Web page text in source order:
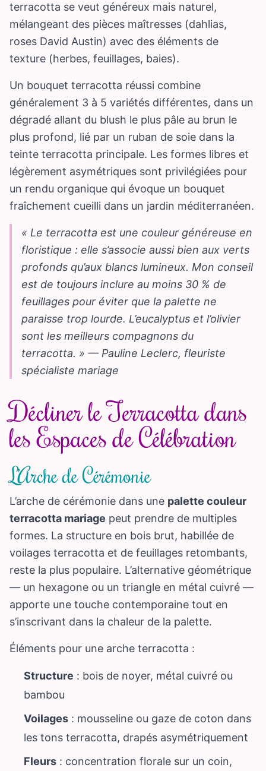
terracotta se veut généreux mais naturel,
mélangeant des pièces maîtresses (dahlias,
roses David Austin) avec des éléments de
texture (herbes, feuillages, baies).
Un bouquet terracotta réussi combine
généralement 3 à 5 variétés différentes, dans un
dégradé allant du blush le plus pâle au brun le
plus profond, lié par un ruban de soie dans la
teinte terracotta principale. Les formes libres et
légèrement asymétriques sont privilégiées pour
un rendu organique qui évoque un bouquet
fraîchement cueilli dans un jardin méditerranéen.
« Le terracotta est une couleur généreuse en
floristique : elle s’associe aussi bien aux verts
profonds qu’aux blancs lumineux. Mon conseil
est de toujours inclure au moins 30 % de
feuillages pour éviter que la palette ne
paraisse trop lourde. L’eucalyptus et l’olivier
sont les meilleurs compagnons du
terracotta. » — Pauline Leclerc, fleuriste
spécialiste mariage
Décliner le Terracotta dans
les Espaces de Célébration
L’Arche de Cérémonie
L’arche de cérémonie dans une palette couleur
terracotta mariage peut prendre de multiples
formes. La structure en bois brut, habillée de
voilages terracotta et de feuillages retombants,
reste la plus populaire. L’alternative géométrique
— un hexagone ou un triangle en métal cuivré —
apporte une touche contemporaine tout en
s’inscrivant dans la chaleur de la palette.
Éléments pour une arche terracotta :
Structure : bois de noyer, métal cuivré ou
bambou
Voilages : mousseline ou gaze de coton dans
les tons terracotta, drapés asymétriquement
Fleurs : concentration florale sur un coin,